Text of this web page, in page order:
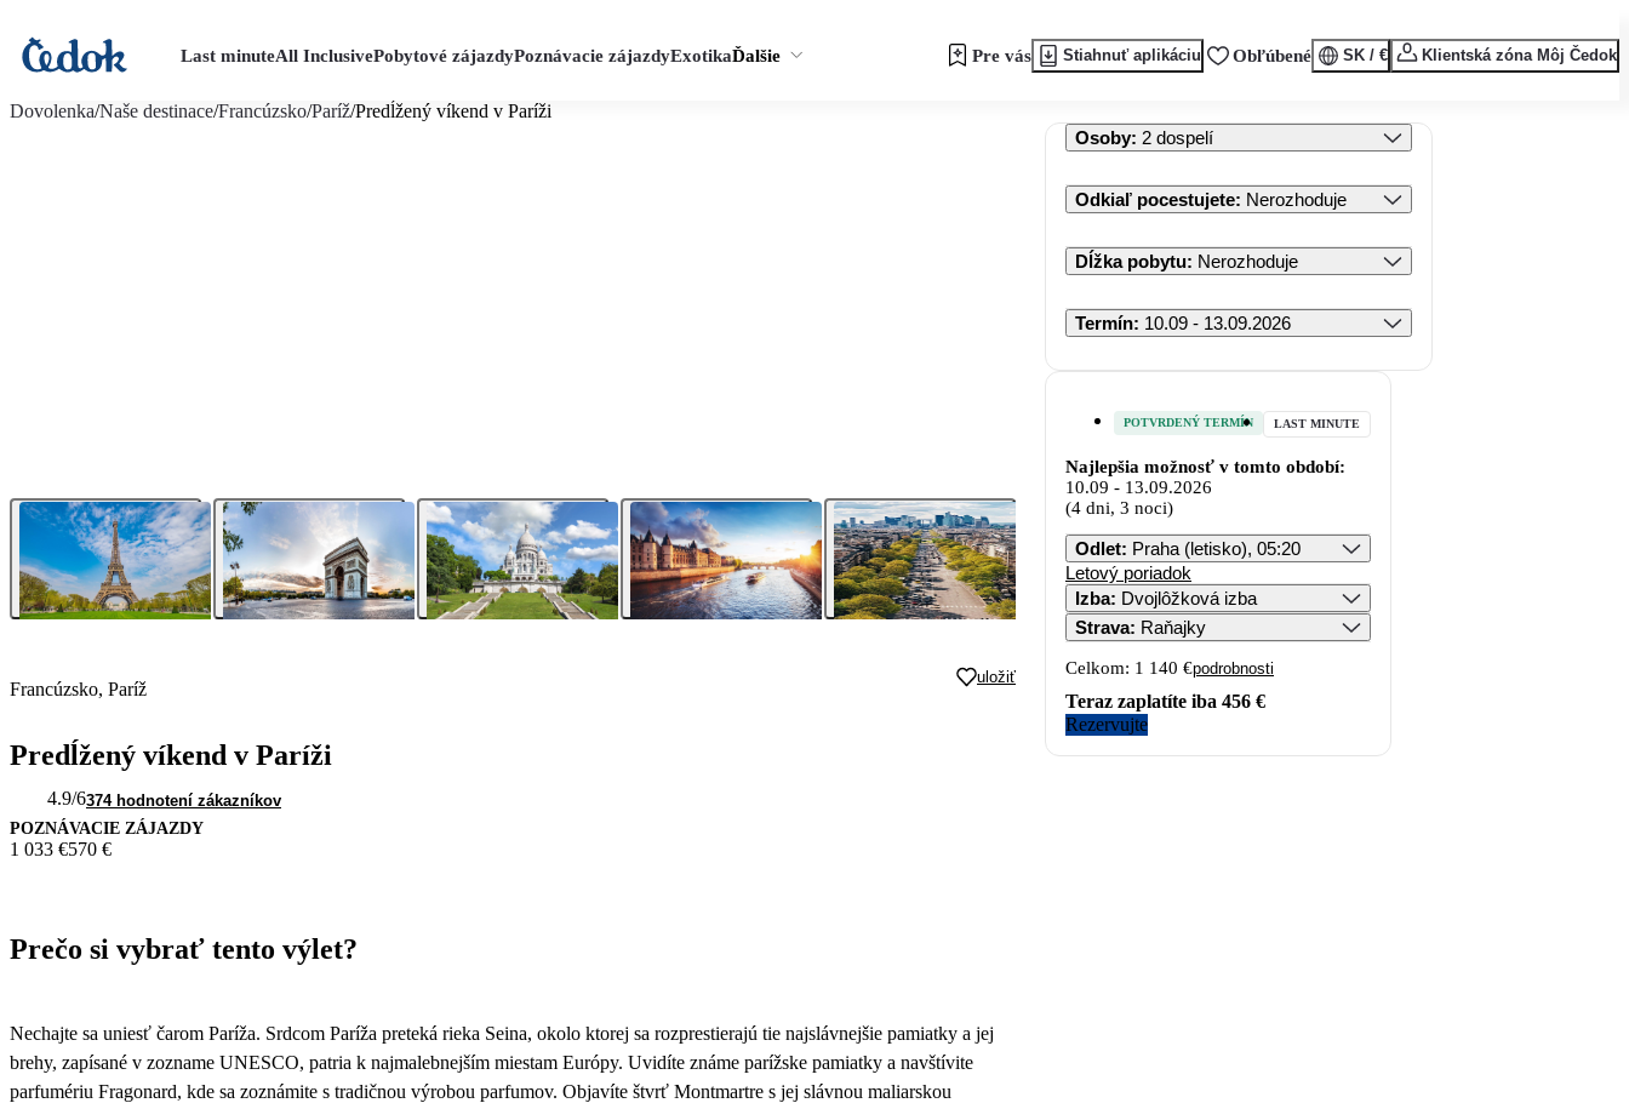
Last minuteAll InclusivePobytové zájazdyPoznávacie zájazdyExotikaĎalšie Pre vás Stiahnuť aplikáciu Obľúbené SK / € Klientská zóna Môj Čedok
Dovolenka/Naše destinace/Francúzsko/Paríž/Predĺžený víkend v Paríži
Francúzsko, Paríž
uložiť
Predĺžený víkend v Paríži
4.9/6374 hodnotení zákazníkov
POZNÁVACIE ZÁJAZDY
1 033 €570 €
Prečo si vybrať tento výlet?
Nechajte sa uniesť čarom Paríža. Srdcom Paríža preteká rieka Seina, okolo ktorej sa rozprestierajú tie najslávnejšie pamiatky a jej
brehy, zapísané v zozname UNESCO, patria k najmalebnejším miestam Európy. Uvidíte známe parížske pamiatky a navštívite
parfumériu Fragonard, kde sa zoznámite s tradičnou výrobou parfumov. Objavíte štvrť Montmartre s jej slávnou maliarskou
Osoby: 2 dospelí
Odkiaľ pocestujete: Nerozhoduje
Dĺžka pobytu: Nerozhoduje
Termín: 10.09 - 13.09.2026
POTVRDENÝ TERMÍN LAST MINUTE
Najlepšia možnosť v tomto období:
10.09 - 13.09.2026
(4 dni, 3 noci)
Odlet: Praha (letisko), 05:20
Letový poriadok
Izba: Dvojlôžková izba
Strava: Raňajky
Celkom: 1 140 €podrobnosti
Teraz zaplatíte iba 456 €
Rezervujte